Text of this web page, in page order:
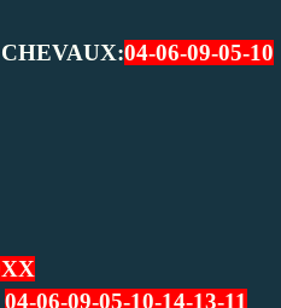
04-06-09-05-10
04-06-09-05-10-14-13-11